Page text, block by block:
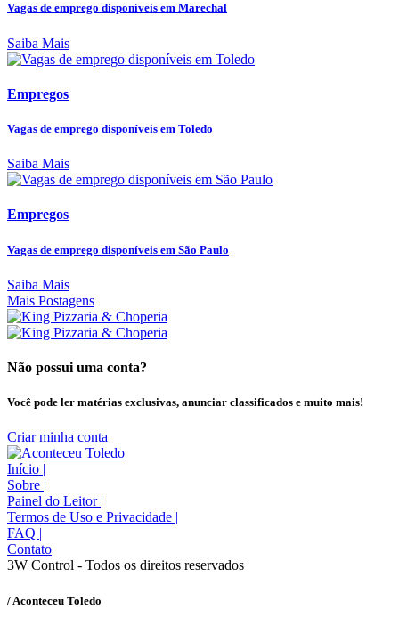
Vagas de emprego disponíveis em Marechal
Saiba Mais
Empregos
Vagas de emprego disponíveis em Toledo
Saiba Mais
Empregos
Vagas de emprego disponíveis em São Paulo
Saiba Mais
Mais Postagens
Não possui uma conta?
Você pode ler matérias exclusivas, anunciar classificados e muito mais!
Criar minha conta
Início |
Sobre |
Painel do Leitor |
Termos de Uso e Privacidade |
FAQ |
Contato
3W Control - Todos os direitos reservados
/ Aconteceu Toledo